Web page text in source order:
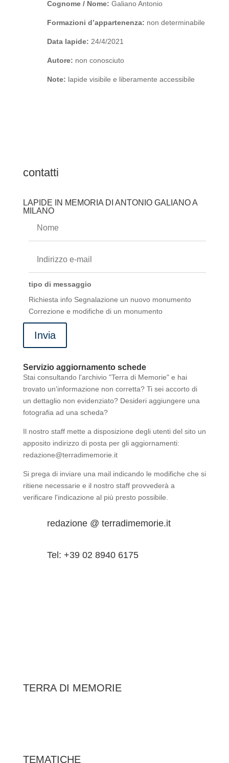
Cognome / Nome: Galiano Antonio
Formazioni d’appartenenza: non determinabile
Data lapide: 24/4/2021
Autore: non conosciuto
Note: lapide visibile e liberamente accessibile
contatti
LAPIDE IN MEMORIA DI ANTONIO GALIANO A
MILANO
tipo di messaggio
Richiesta info Segnalazione un nuovo monumento
Correzione e modifiche di un monumento
Invia
Servizio aggiornamento schede
Stai consultando l'archivio "Terra di Memorie" e hai
trovato un'informazione non corretta? Ti sei accorto di
un dettaglio non evidenziato? Desideri aggiungere una
fotografia ad una scheda?
Il nostro staff mette a disposizione degli utenti del sito un
apposito indirizzo di posta per gli aggiornamenti:
redazione@terradimemorie.it
Si prega di inviare una mail indicando le modifiche che si
ritiene necessarie e il nostro staff provvederà a
verificare l'indicazione al più presto possibile.
redazione @ terradimemorie.it
Tel: +39 02 8940 6175
TERRA DI MEMORIE
TEMATICHE